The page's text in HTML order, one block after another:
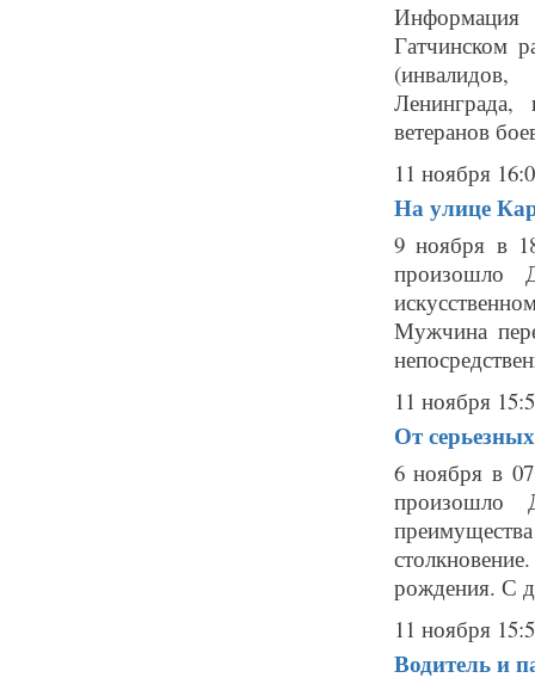
Гатчинском
Ленинграда,
ветеранов
11 ноября
На улице
9 ноября в
произошло
Мужчина
11 ноября
От
6 ноября в
произошло
рождения. С
11 ноября
Водитель и